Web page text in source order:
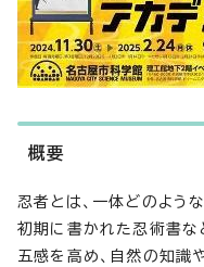
概要
忍者とは、一体どのよう
初期に書かれた忍術書な
五感を高め、自然の知識